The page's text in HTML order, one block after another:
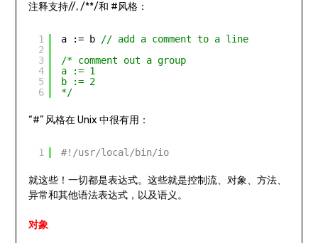
注释支持//, /**/和 #风格：
1
2
3
4
5
6
a := b
// add a comment to a line
/* comment out a group
a := 1
b := 2
*/
“#” 风格在 Unix 中很有用：
1 #!/usr/local/bin/io
就这些！一切都是表达式。这些就是控制流、对象、方法、
异常和其他语法表达式，以及语义。
对象